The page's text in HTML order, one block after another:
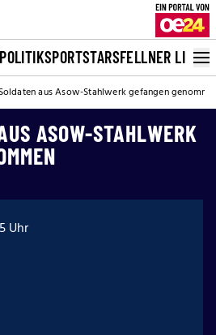
POLITIKSPORTSTARSFELLNER LIVE
aus Asow-Stahlwerk gefangen
ASOW-STAHLWERK
Uhr